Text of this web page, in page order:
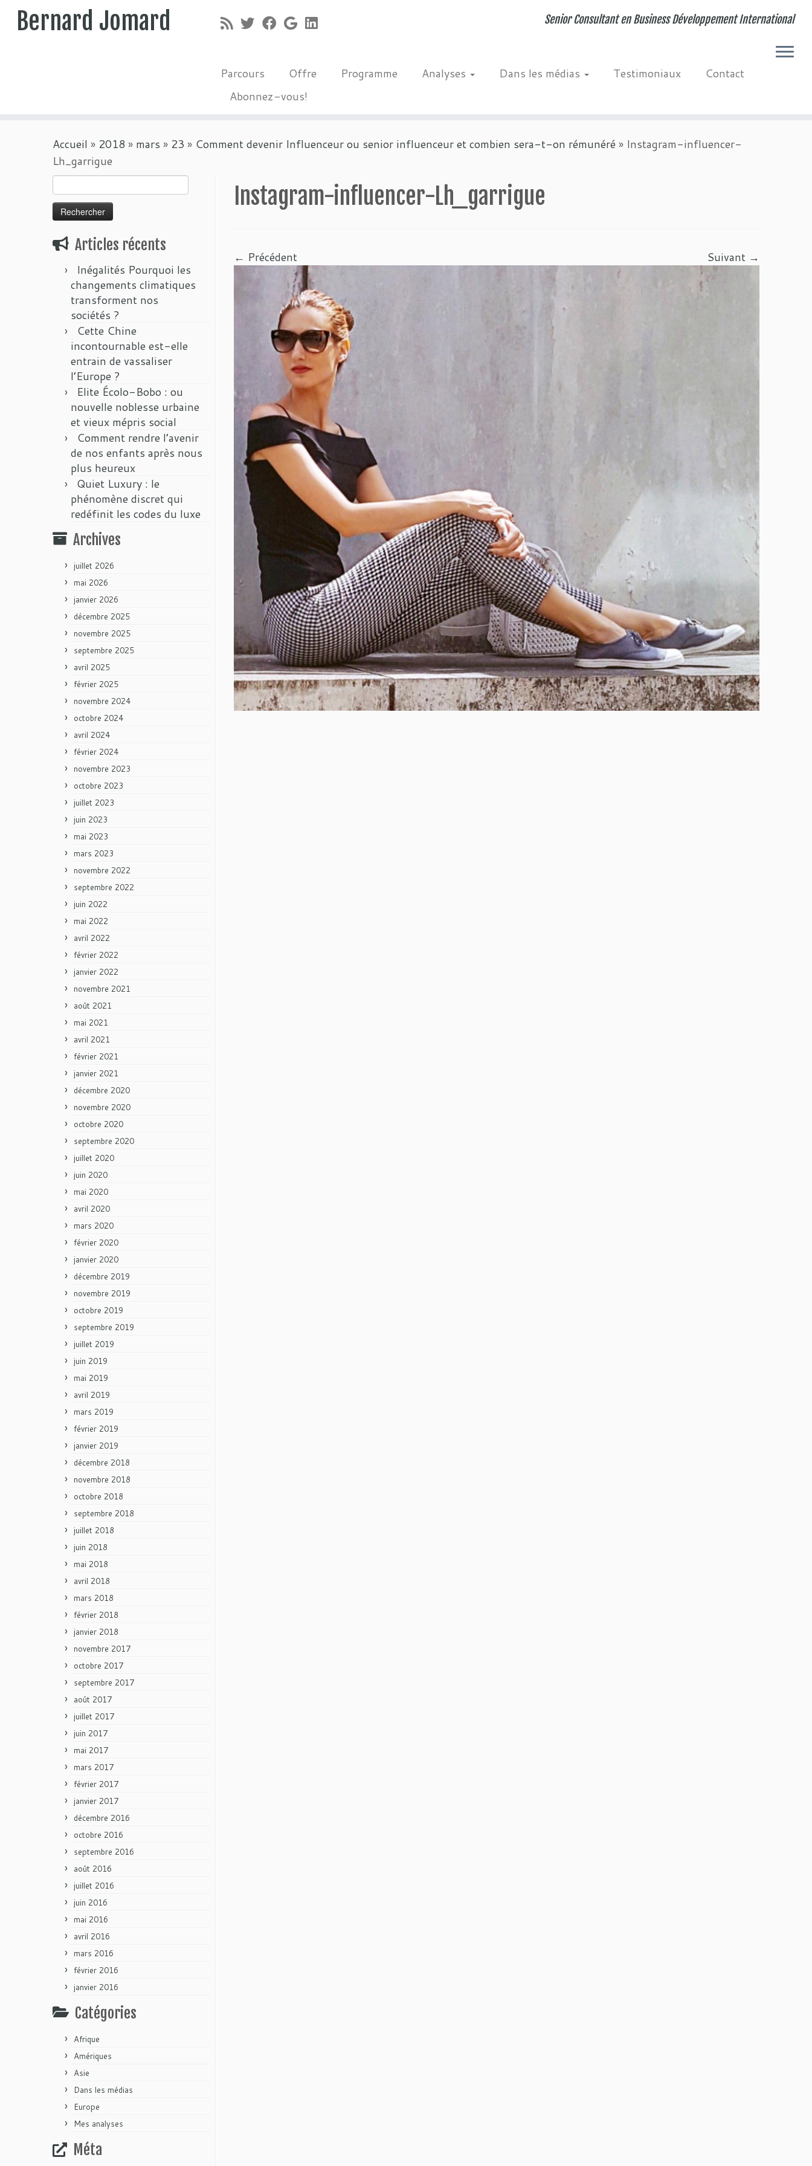
Bernard Jomard Senior Consultant en Business Développement International
Parcours Offre Programme Analyses Dans les médias Testimoniaux
Contact
Abonnez-vous!
Accueil » 2018 » mars » 23 » Comment devenir Influenceur ou senior influenceur et combien sera-t-on rémunéré » Instagram-influencer-
Lh_garrigue
Articles récents
Inégalités Pourquoi les
changements climatiques
transforment nos
sociétés ?
Cette Chine
incontournable est-elle
entrain de vassaliser
l’Europe ?
Elite Écolo-Bobo : ou
nouvelle noblesse urbaine
et vieux mépris social
Comment rendre l’avenir
de nos enfants après nous
plus heureux
Quiet Luxury : le
phénomène discret qui
redéfinit les codes du luxe
Archives
juillet 2026
mai 2026
janvier 2026
décembre 2025
novembre 2025
septembre 2025
avril 2025
février 2025
novembre 2024
octobre 2024
avril 2024
février 2024
novembre 2023
octobre 2023
juillet 2023
juin 2023
mai 2023
mars 2023
novembre 2022
septembre 2022
juin 2022
mai 2022
avril 2022
février 2022
janvier 2022
novembre 2021
août 2021
mai 2021
avril 2021
février 2021
janvier 2021
décembre 2020
novembre 2020
octobre 2020
septembre 2020
juillet 2020
juin 2020
mai 2020
avril 2020
mars 2020
février 2020
janvier 2020
décembre 2019
novembre 2019
octobre 2019
septembre 2019
juillet 2019
juin 2019
mai 2019
avril 2019
mars 2019
février 2019
janvier 2019
décembre 2018
novembre 2018
octobre 2018
septembre 2018
juillet 2018
juin 2018
mai 2018
avril 2018
mars 2018
février 2018
janvier 2018
novembre 2017
octobre 2017
septembre 2017
août 2017
juillet 2017
juin 2017
mai 2017
mars 2017
février 2017
janvier 2017
décembre 2016
octobre 2016
septembre 2016
août 2016
juillet 2016
juin 2016
mai 2016
avril 2016
mars 2016
février 2016
janvier 2016
Catégories
Afrique
Amériques
Asie
Dans les médias
Europe
Mes analyses
Méta
Instagram-influencer-Lh_garrigue
← Précédent Suivant →